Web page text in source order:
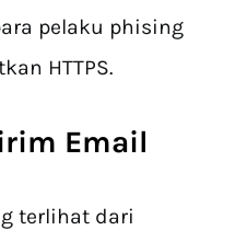
pelaku phising
HTTPS.
Email
terlihat dari